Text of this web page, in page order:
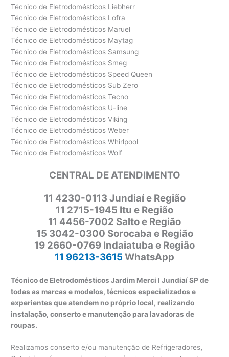
Técnico de Eletrodomésticos Liebherr
Técnico de Eletrodomésticos Lofra
Técnico de Eletrodomésticos Maruel
Técnico de Eletrodomésticos Maytag
Técnico de Eletrodomésticos Samsung
Técnico de Eletrodomésticos Smeg
Técnico de Eletrodomésticos Speed Queen
Técnico de Eletrodomésticos Sub Zero
Técnico de Eletrodomésticos Tecno
Técnico de Eletrodomésticos U-line
Técnico de Eletrodomésticos Viking
Técnico de Eletrodomésticos Weber
Técnico de Eletrodomésticos Whirlpool
Técnico de Eletrodomésticos Wolf
CENTRAL DE ATENDIMENTO
11 4230-0113 Jundiaí e Região
11 2715-1945 Itu e Região
11 4456-7002 Salto e Região
15 3042-0300 Sorocaba e Região
19 2660-0769 Indaiatuba e Região
11 96213-3615 WhatsApp
Técnico de Eletrodomésticos Jardim Merci I Jundiaí SP de
todas as marcas e modelos, técnicos especializados e
experientes que atendem no próprio local, realizando
instalação, conserto e manutenção para lavadoras de
roupas.
Realizamos conserto e/ou manutenção de Refrigeradores,